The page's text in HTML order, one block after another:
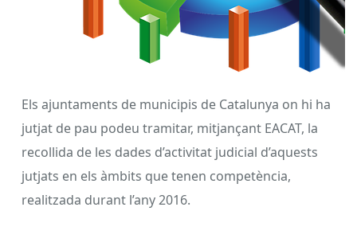
Els ajuntaments de municipis de Catalunya on hi ha
jutjat de pau podeu tramitar, mitjançant EACAT, la
recollida de les dades d’activitat judicial d’aquests
jutjats en els àmbits que tenen competència,
realitzada durant l’any 2016.